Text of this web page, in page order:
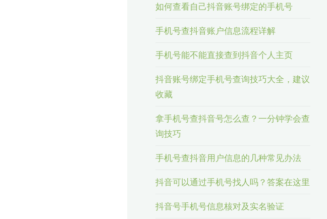
如何查看自己抖音账号绑定的手机号
手机号查抖音账户信息流程详解
手机号能不能直接查到抖音个人主页
抖音账号绑定手机号查询技巧大全，建议
收藏
拿手机号查抖音号怎么查？一分钟学会查
询技巧
手机号查抖音用户信息的几种常见办法
抖音可以通过手机号找人吗？答案在这里
抖音号手机号信息核对及实名验证